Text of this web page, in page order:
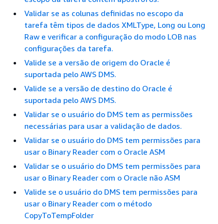
Validar se as colunas definidas no escopo da
tarefa têm tipos de dados XMLType, Long ou Long
Raw e verificar a configuração do modo LOB nas
configurações da tarefa.
Valide se a versão de origem do Oracle é
suportada pelo AWS DMS.
Valide se a versão de destino do Oracle é
suportada pelo AWS DMS.
Validar se o usuário do DMS tem as permissões
necessárias para usar a validação de dados.
Validar se o usuário do DMS tem permissões para
usar o Binary Reader com o Oracle ASM
Validar se o usuário do DMS tem permissões para
usar o Binary Reader com o Oracle não ASM
Valide se o usuário do DMS tem permissões para
usar o Binary Reader com o método
CopyToTempFolder